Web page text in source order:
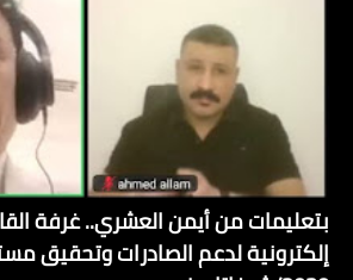
بتعليمات من أيمن العشري.. غرفة
إلكترونية لدعم الصادرات وتحقيق